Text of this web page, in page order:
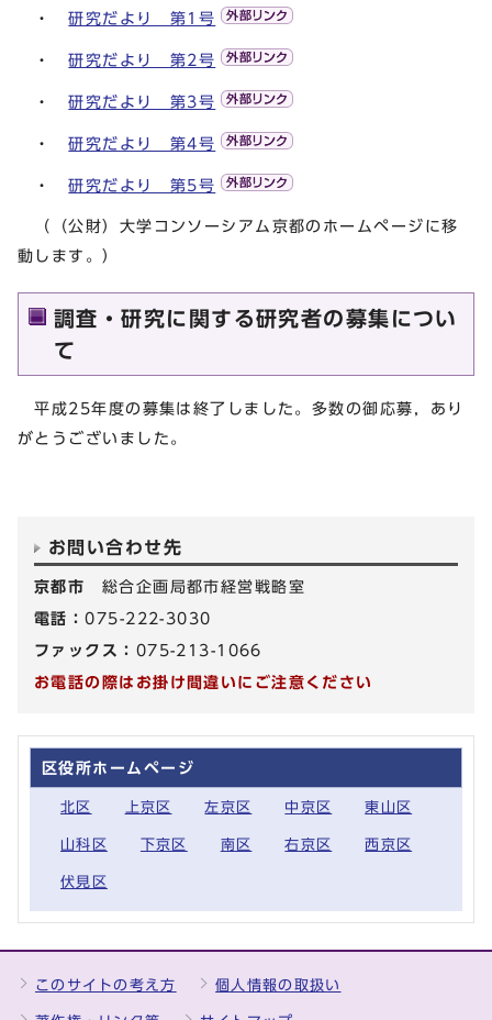
・研究だより 第1号
・研究だより 第2号
・研究だより 第3号
・研究だより 第4号
・研究だより 第5号
（（公財）大学コンソーシアム京都のホームページに移
動します。）
調査・研究に関する研究者の募集につい
て
平成25年度の募集は終了しました。多数の御応募，あり
がとうございました。
お問い合わせ先
京都市 総合企画局都市経営戦略室
電話：075-222-3030
ファックス： 075-213-1066
お電話の際はお掛け間違いにご注意ください
区役所ホームページ
北区 上京区 左京区 中京区 東山区
山科区 下京区 南区 右京区 西京区
伏見区
このサイトの考え方 個人情報の取扱い